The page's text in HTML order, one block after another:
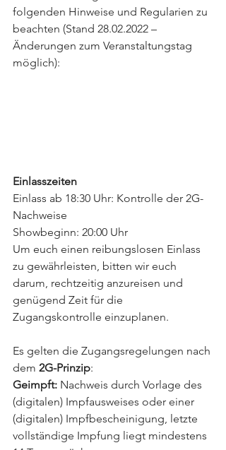
folgenden Hinweise und Regularien zu
beachten (Stand 28.02.2022 –
Änderungen zum Veranstaltungstag
möglich):
Einlasszeiten
Einlass ab 18:30 Uhr: Kontrolle der 2G-
Nachweise
Showbeginn: 20:00 Uhr
Um euch einen reibungslosen Einlass
zu gewährleisten, bitten wir euch
darum, rechtzeitig anzureisen und
genügend Zeit für die
Zugangskontrolle einzuplanen.
Es gelten die Zugangsregelungen nach
dem 2G-Prinzip:
Geimpft: Nachweis durch Vorlage des
(digitalen) Impfausweises oder einer
(digitalen) Impfbescheinigung, letzte
vollständige Impfung liegt mindestens